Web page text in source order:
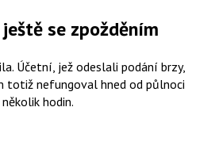
se zpožděním
Účetní, jež odeslali podání brzy,
totiž nefungoval hned od půlnoci
hodin.